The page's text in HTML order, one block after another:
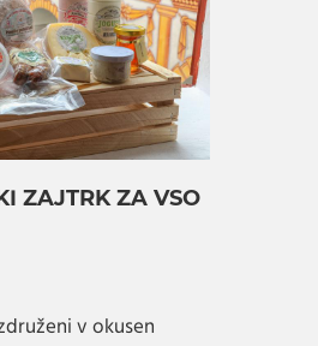
ZAJTRK ZA VSO
v okusen